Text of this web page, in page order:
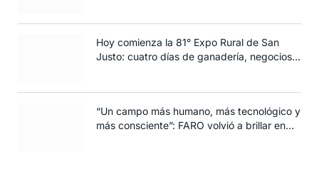
Hoy comienza la 81° Expo Rural de San
Justo: cuatro días de ganadería, negocios y
“Un campo más humano, más tecnológico y
más consciente”: FARO volvió a brillar en